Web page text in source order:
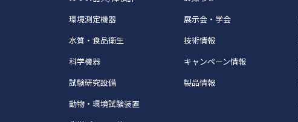
環境測定機器
水質・食品衛生
科学機器
試験研究設備
動物・環境試験装置
展示会・学会
技術情報
キャンペーン情報
製品情報